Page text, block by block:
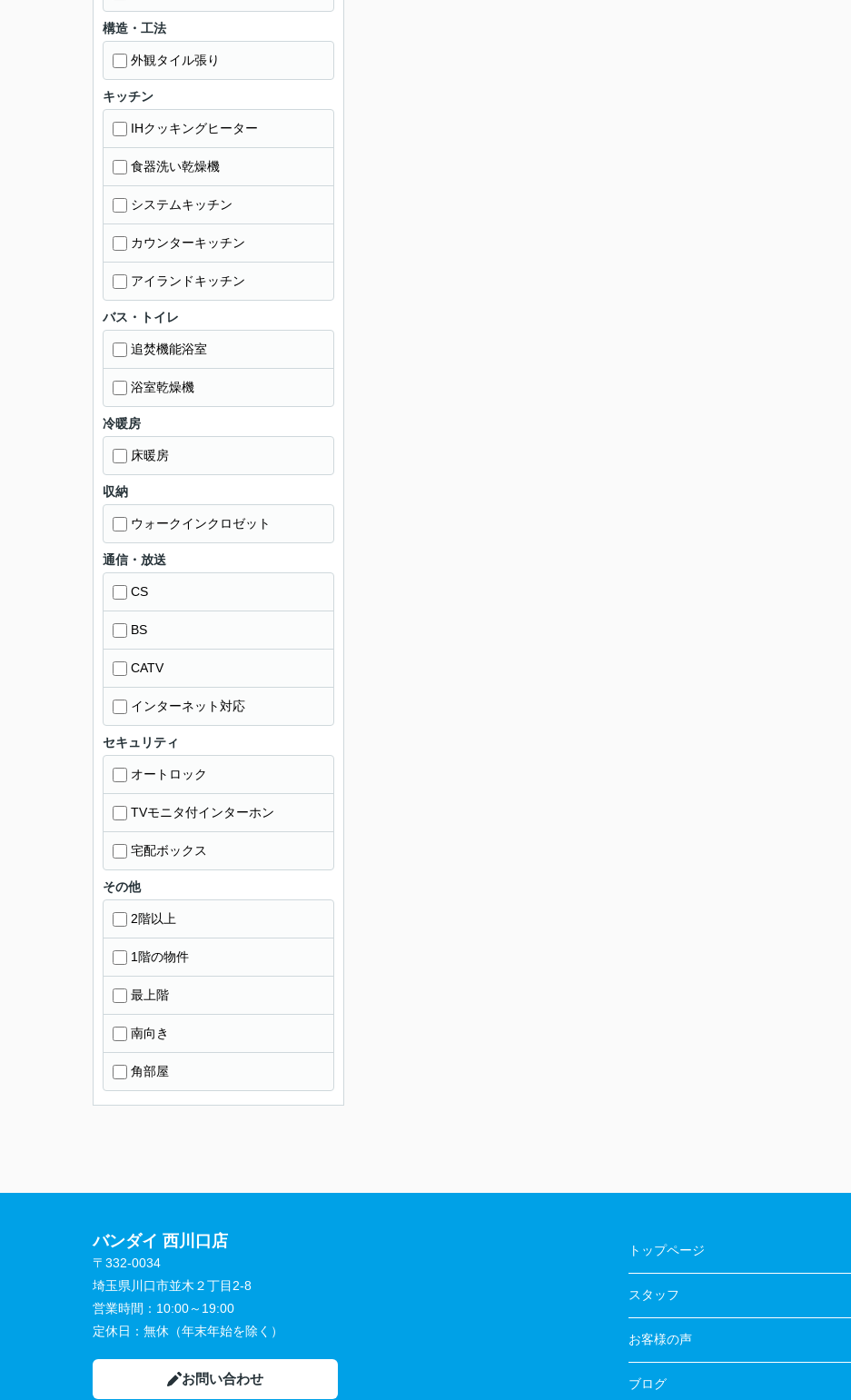
構造・工法
外観タイル張り
キッチン
IHクッキングヒーター
食器洗い乾燥機
システムキッチン
カウンターキッチン
アイランドキッチン
バス・トイレ
追焚機能浴室
浴室乾燥機
冷暖房
床暖房
収納
ウォークインクロゼット
通信・放送
CS
BS
CATV
インターネット対応
セキュリティ
オートロック
TVモニタ付インターホン
宅配ボックス
その他
2階以上
1階の物件
最上階
南向き
角部屋
バンダイ 西川口店
〒332-0034
埼玉県川口市並木２丁目2-8
営業時間： 10:00～19:00
定休日： 無休（年末年始を除く）
お問い合わせ
トップページ
スタッフ
お客様の声
ブログ